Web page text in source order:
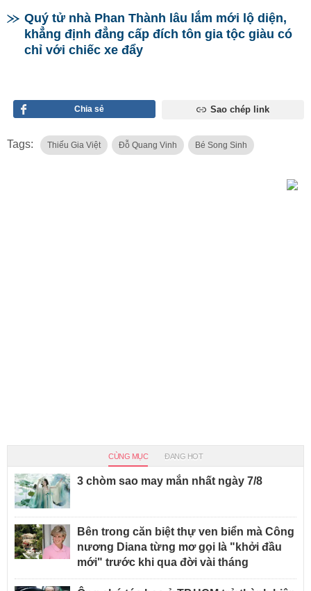
Quý tử nhà Phan Thành lâu lắm mới lộ diện,
khẳng định đẳng cấp đích tôn gia tộc giàu có
chỉ với chiếc xe đẩy
Chia sẻ Sao chép link
Tags: Thiếu Gia Việt Đỗ Quang Vinh Bé Song Sinh
CÙNG MỤC ĐANG HOT
3 chòm sao may mắn nhất ngày 7/8
Bên trong căn biệt thự ven biển mà Công
nương Diana từng mơ gọi là "khởi đầu
mới" trước khi qua đời vài tháng